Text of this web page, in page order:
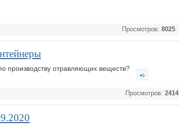
Просмотров: 8025
производству отравляющих веществ?
Просмотров: 2414